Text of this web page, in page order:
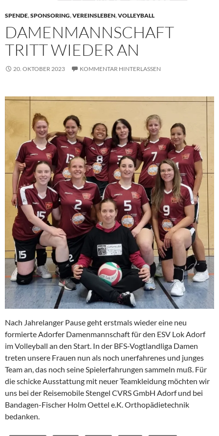
SPENDE,SPONSORING,VEREINSLEBEN,VOLLEYBALL
DAMENMANNSCHAFT
TRITT WIEDER AN
20. OKTOBER 2023 KOMMENTAR HINTERLASSEN
Nach Jahrelanger Pause geht erstmals wieder eine neu
formierte Adorfer Damenmannschaft für den ESV Lok Adorf
im Volleyball an den Start. In der BFS-Vogtlandliga Damen
treten unsere Frauen nun als noch unerfahrenes und junges
Team an, das noch seine Spielerfahrungen sammeln muß. Für
die schicke Ausstattung mit neuer Teamkleidung möchten wir
uns bei der Reisemobile Stengel CVRS GmbH Adorf und bei
Bandagen-Fischer Holm Oettel e.K. Orthopädietechnik
bedanken.